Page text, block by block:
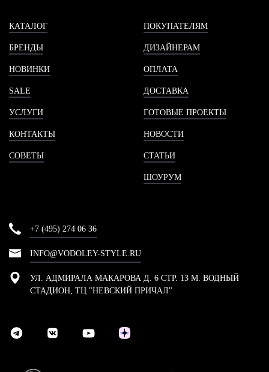
КАТАЛОГ
БРЕНДЫ
НОВИНКИ
SALE
УСЛУГИ
КОНТАКТЫ
СОВЕТЫ
ПОКУПАТЕЛЯМ
ДИЗАЙНЕРАМ
ОПЛАТА
ДОСТАВКА
ГОТОВЫЕ ПРОЕКТЫ
НОВОСТИ
СТАТЬИ
ШОУРУМ
+7 (495) 274 06 36
INFO@VODOLEY-STYLE.RU
УЛ. АДМИРАЛА МАКАРОВА Д. 6 СТР. 13 М. ВОДНЫЙ
СТАДИОН, ТЦ "НЕВСКИЙ ПРИЧАЛ"